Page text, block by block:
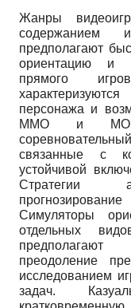
Жанры видеоигр
содержанием
предполагают
ориентацию и
прямого
персонажа и
MMO и
связанные с
устойчивой
Стратегии
Симуляторы
отдельных
преодоление
исследованием
задач.